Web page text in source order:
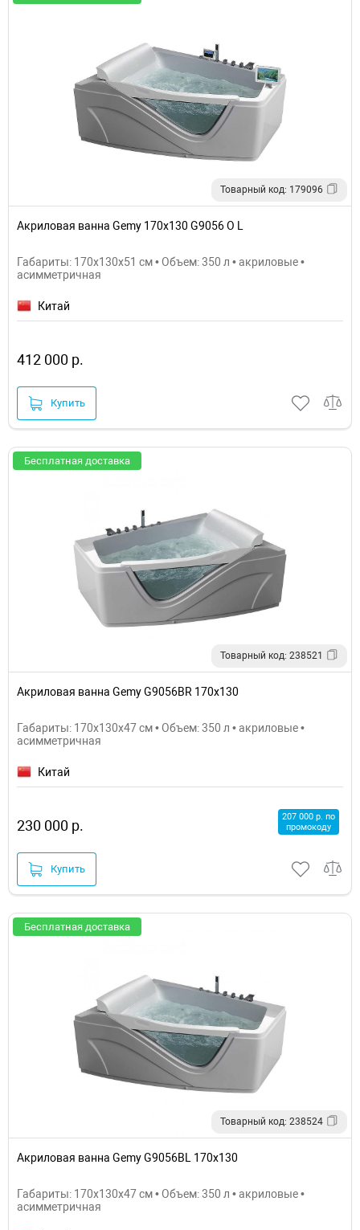
Товарный код: 179096
Акриловая ванна Gemy 170х130 G9056 O L
Габариты: 170x130x51 см • Объем: 350 л • акриловые •
асимметричная
Китай
412 000 р.
Купить
Бесплатная доставка
Товарный код: 238521
Акриловая ванна Gemy G9056BR 170х130
Габариты: 170x130x47 см • Объем: 350 л • акриловые •
асимметричная
Китай
230 000 р.
207 000 р. по
промокоду
Купить
Бесплатная доставка
Товарный код: 238524
Акриловая ванна Gemy G9056BL 170х130
Габариты: 170x130x47 см • Объем: 350 л • акриловые •
асимметричная